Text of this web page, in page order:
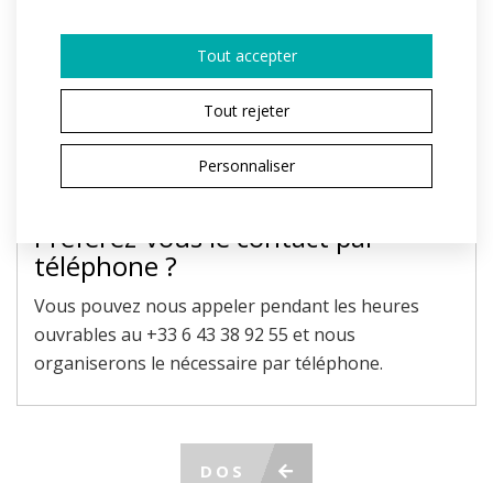
Tout accepter
Tout rejeter
Personnaliser
Le champ marqué d'un * est obligatoire.
En envoyant, j'accepte le traitement desdonnées
ENVOYER LA DEMANDE
Préférez-vous le contact par
téléphone ?
Vous pouvez nous appeler pendant les heures
ouvrables au +33 6 43 38 92 55 et nous
organiserons le nécessaire par téléphone.
DOS